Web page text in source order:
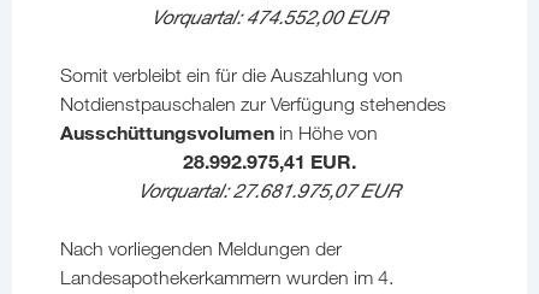
Vorquartal: 474.552,00 EUR
Somit verbleibt ein für die Auszahlung von
Notdienstpauschalen zur Verfügung stehendes
Ausschüttungsvolumen in Höhe von
28.992.975,41 EUR.
Vorquartal: 27.681.975,07 EUR
Nach vorliegenden Meldungen der
Landesapothekerkammern wurden im 4.